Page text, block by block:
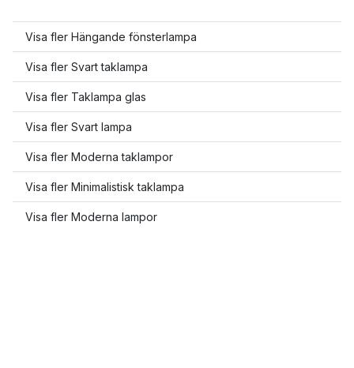
Visa fler Hängande fönsterlampa
Visa fler Svart taklampa
Visa fler Taklampa glas
Visa fler Svart lampa
Visa fler Moderna taklampor
Visa fler Minimalistisk taklampa
Visa fler Moderna lampor